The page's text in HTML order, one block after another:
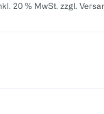
20 % MwSt. zzgl.